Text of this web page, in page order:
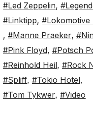
#Led Zeppelin,
#Linktipp, #Lokomotive
, #Manne Praeker,
#Pink Floyd, #Potsch
#Reinhold Heil, #Rock
#Spliff, #Tokio Hotel,
#Tom Tykwer, #Video